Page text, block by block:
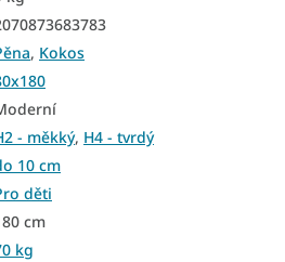
kokosové matrace
matrace
matrace
tvrdost H2
tvrdost H4
, Kokos
- měkký, H4 - tvrdý
10 cm
děti
cm
kg